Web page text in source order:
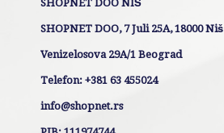
SHOPNET DOO NIŠ
SHOPNET DOO, 7 Juli 25A, 18000 Niš
Venizelosova 29A/1 Beograd
Telefon: +381 63 455024
info@shopnet.rs